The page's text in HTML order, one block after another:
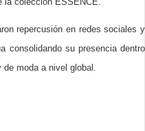
repercusión en redes sociales y
consolidando su presencia dentro
moda a nivel global.